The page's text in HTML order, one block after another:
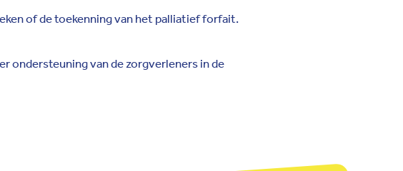
of de toekenning van het palliatief forfait.
ondersteuning van de zorgverleners in de